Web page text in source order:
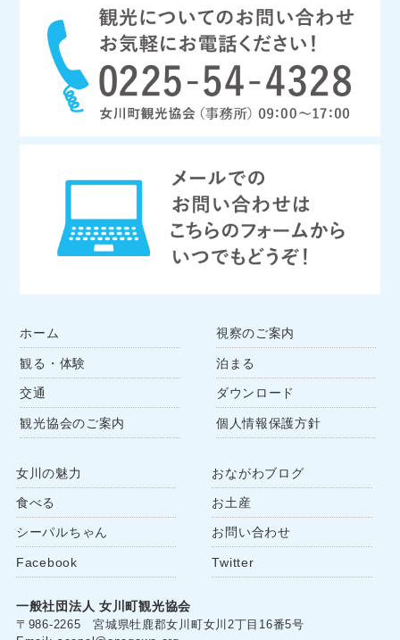
ホーム
観る・体験
交通
観光協会のご案内
視察のご案内
泊まる
ダウンロード
個人情報保護方針
女川の魅力
食べる
シーパルちゃん
Facebook
おながわブログ
お土産
お問い合わせ
Twitter
一般社団法人 女川町観光協会
〒986-2265 宮城県牡鹿郡女川町女川2丁目16番5号